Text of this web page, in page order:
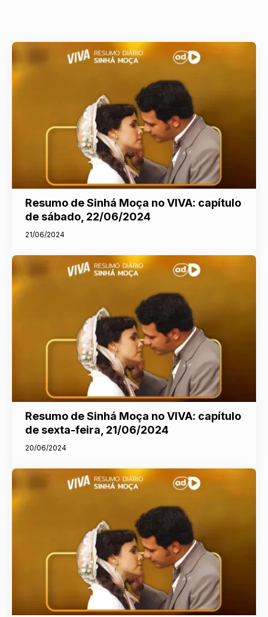
Resumo de Sinhá Moça no VIVA: capítulo
de sábado, 22/06/2024
21/06/2024
Resumo de Sinhá Moça no VIVA: capítulo
de sexta-feira, 21/06/2024
20/06/2024